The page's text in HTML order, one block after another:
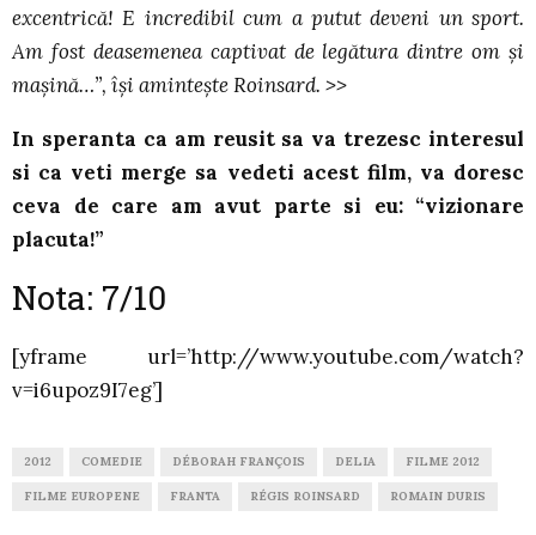
excentrică! E incredibil cum a putut deveni un sport.
Am fost deasemenea captivat de legătura dintre om şi
maşină…”, îşi aminteşte Roinsard. >>
In speranta ca am reusit sa va trezesc interesul
si ca veti merge sa vedeti acest film, va doresc
ceva de care am avut parte si eu: “vizionare
placuta!”
Nota: 7/10
[yframe url=’http://www.youtube.com/watch?
v=i6upoz9I7eg’]
2012 COMEDIE DÉBORAH FRANÇOIS DELIA FILME 2012
FILME EUROPENE FRANTA RÉGIS ROINSARD ROMAIN DURIS